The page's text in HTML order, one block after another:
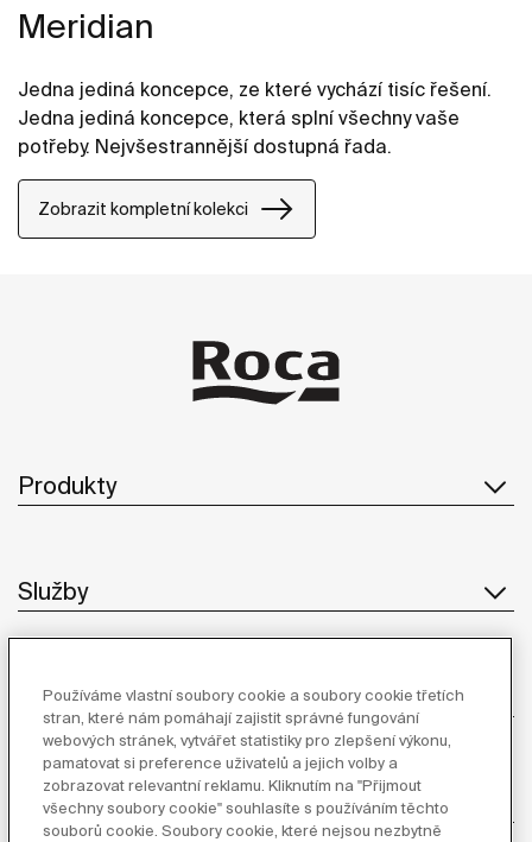
Meridian
Jedna jediná koncepce, ze které vychází tisíc řešení.
Jedna jediná koncepce, která splní všechny vaše
potřeby. Nejvšestrannější dostupná řada.
Zobrazit kompletní kolekci
Produkty
Služby
O Společnosti
Inspirace
Používáme vlastní soubory cookie a soubory cookie třetích
stran, které nám pomáhají zajistit správné fungování
webových stránek, vytvářet statistiky pro zlepšení výkonu,
pamatovat si preference uživatelů a jejich volby a
zobrazovat relevantní reklamu. Kliknutím na "Přijmout
všechny soubory cookie" souhlasíte s používáním těchto
souborů cookie. Soubory cookie, které nejsou nezbytně